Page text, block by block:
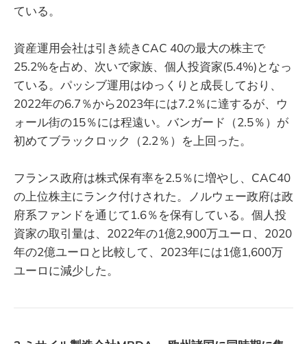
ている。
資産運用会社は引き続きCAC 40の最大の株主で
25.2%を占め、次いで家族、個人投資家(5.4%)となっ
ている。パッシブ運用はゆっくりと成長しており、
2022年の6.7％から2023年には7.2％に達するが、ウ
ォール街の15％には程遠い。バンガード（2.5％）が
初めてブラックロック（2.2％）を上回った。
フランス政府は株式保有率を2.5％に増やし、CAC40
の上位株主にランク付けされた。ノルウェー政府は政
府系ファンドを通じて1.6％を保有している。個人投
資家の取引量は、2022年の1億2,900万ユーロ、2020
年の2億ユーロと比較して、2023年には1億1,600万
ユーロに減少した。